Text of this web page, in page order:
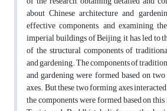
about Chinese architecture and
effective components, and examining
imperial buildings of Beijing, it has led to
of the structural components of
and gardening. The components of
and gardening were formed based on
axes. But these two forming axes
the components were formed based on